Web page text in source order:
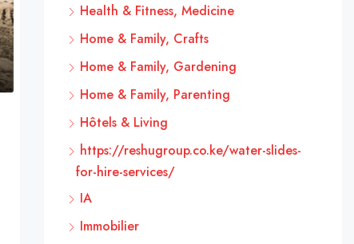
Health & Fitness, Medicine
Home & Family, Crafts
Home & Family, Gardening
Home & Family, Parenting
Hôtels & Living
https://reshugroup.co.ke/water-slides-
for-hire-services/
IA
Immobilier